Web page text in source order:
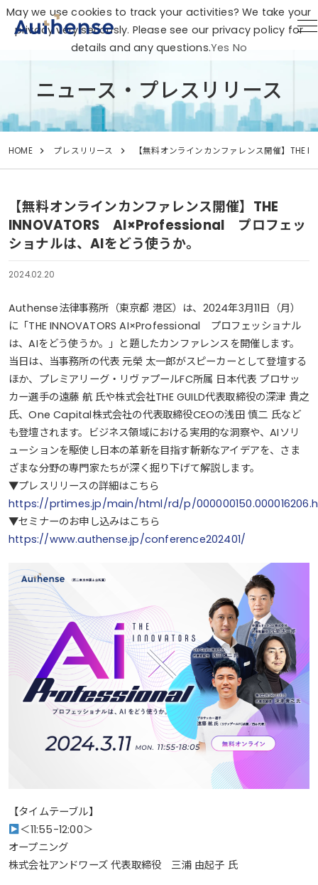
ニュース・プレスリリース
HOME プレスリリース 【無料オンラインカンファレンス開催】
【無料オンラインカンファレンス開催】THE
INNOVATORS AI×Professional プロフェッ
ショナルは、AIをどう使うか。
2024.02.20
Authense法律事務所（東京都 港区）は、2024年3月11日（月）
に「THE INNOVATORS AI×Professional プロフェッショナル
は、AIをどう使うか。」と題したカンファレンスを開催します。
当日は、当事務所の代表 元榮 太一郎がスピーカーとして登壇する
ほか、プレミアリーグ・リヴァプールFC所属 日本代表 プロサッ
カー選手の遠藤 航 氏や株式会社THE GUILD代表取締役の深津 貴之
氏、One Capital株式会社の代表取締役CEOの浅田 慎二 氏など
も登壇されます。ビジネス領域における実用的な洞察や、AIソリ
ューションを駆使し日本の革新を目指す斬新なアイデアを、さま
ざまな分野の専門家たちが深く掘り下げて解説します。
▼プレスリリースの詳細はこちら
https://prtimes.jp/main/html/rd/p/
▼セミナーのお申し込みはこちら
https://www.authense.jp/conference202401/
【タイムテーブル】
＜11:55-12:00＞
オープニング
株式会社アンドワーズ 代表取締役 三浦 由起子 氏
May we use cookies to track your activities? We take your
privacy very seriously. Please see our privacy policy for
details and any questions.Yes No